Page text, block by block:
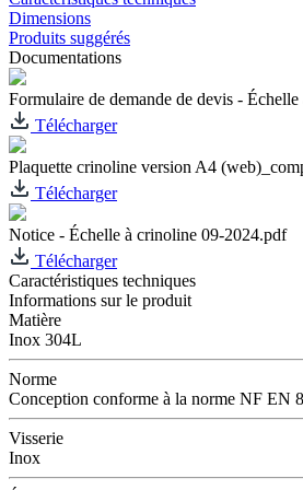
Dimensions
Produits suggérés
Documentations
Formulaire de demande de devis -
Télécharger
Plaquette crinoline version A4
Télécharger
Notice - Échelle à crinoline 09-2024.pdf
Télécharger
Caractéristiques techniques
Informations sur le produit
Matière
Inox 304L
Norme
Conception conforme à la norme NF EN
Visserie
Inox